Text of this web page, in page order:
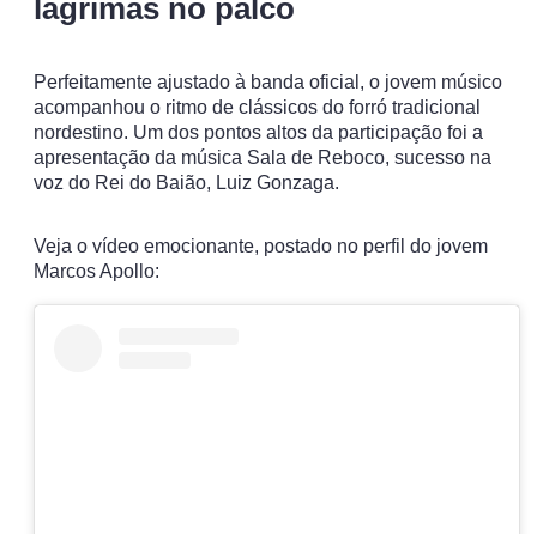
lágrimas no palco
Perfeitamente ajustado à banda oficial, o jovem músico
acompanhou o ritmo de clássicos do forró tradicional
nordestino. Um dos pontos altos da participação foi a
apresentação da música Sala de Reboco, sucesso na
voz do Rei do Baião, Luiz Gonzaga.
Veja o vídeo emocionante, postado no perfil do jovem
Marcos Apollo: